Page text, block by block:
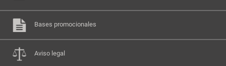
Bases promocionales
Aviso legal